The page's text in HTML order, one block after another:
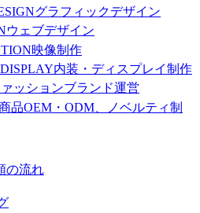
グラフィックデザイン
ウェブデザイン
映像制作
内装・ディスプレイ制作
ッションブランド運営
品OEM・ODM、ノベルティ制
の流れ